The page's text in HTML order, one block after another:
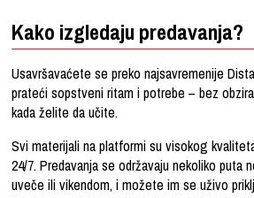
Kako izgledaju predavanja?
Usavršavaćete se preko najsavremenije
prateći sopstveni ritam i potrebe – bez
kada želite da učite.
Svi materijali na platformi su visokog
24/7. Predavanja se održavaju nekoliko puta
uveče ili vikendom, i možete im se uživo